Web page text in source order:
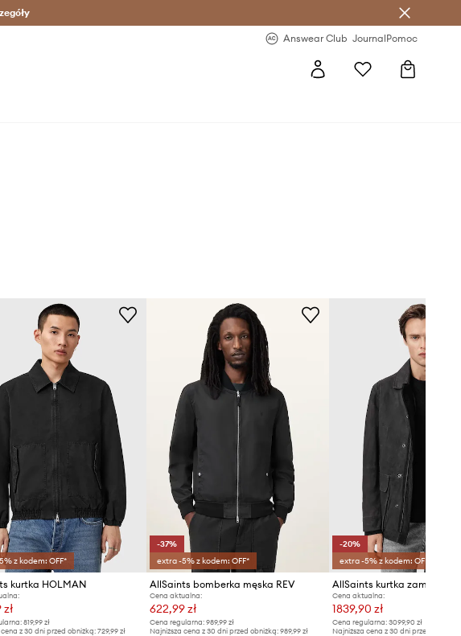
24h >
Answear Club JournalPomoc
z kodem: OFF*
kurtka HOLMAN
819,99 zł
z 30 dni przed obniżką: 729,99 zł
-37%
extra -5% z kodem: OFF*
AllSaints bomberka męska REV
Cena aktualna:
622,99 zł
Cena regularna:989,99 zł
Najniższa cena z 30 dni przed obniżką:989,99 zł
-20%
extra -5% z kodem: OFF*
AllSaints kurtka zamszowy
Cena aktualna:
1839,90 zł
Cena regularna: 3099,90 zł
Najniższa cena z 30 dni przed obniżką: